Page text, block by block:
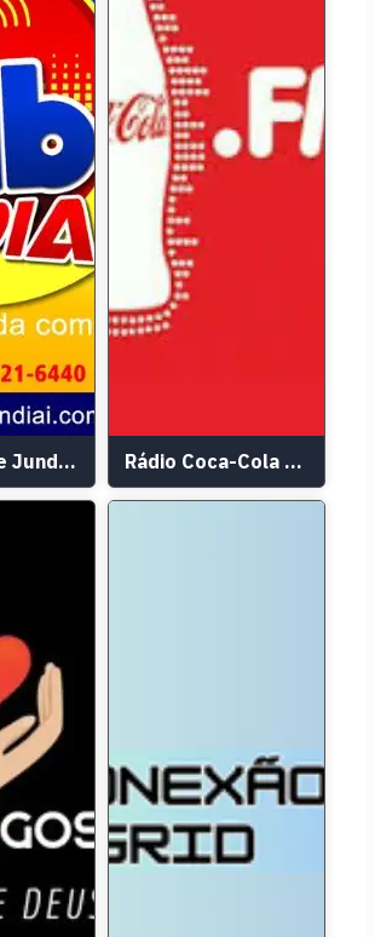
Rádio Clube Jundiaí Rádio Coca-Cola FM